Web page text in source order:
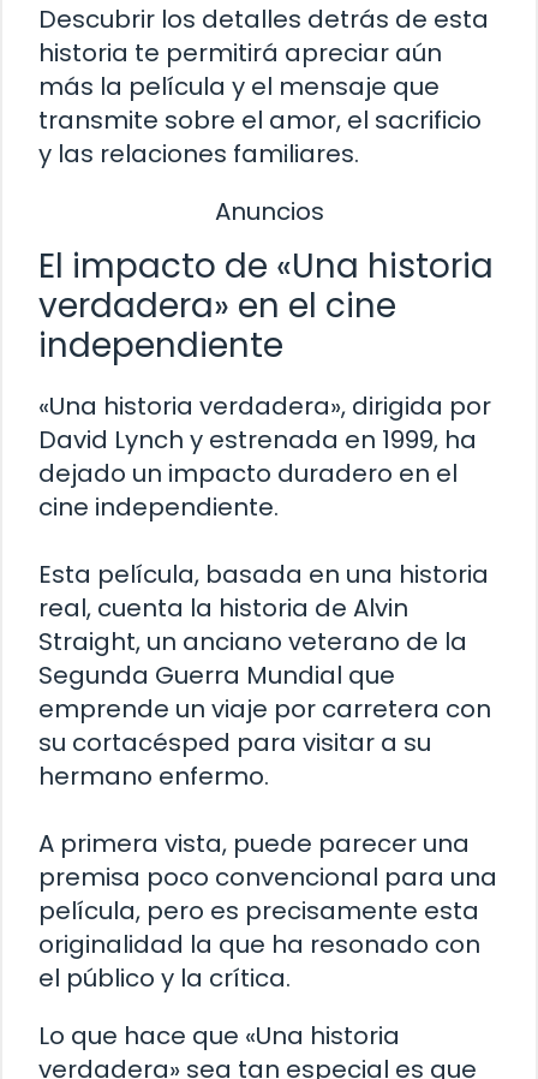
Descubrir los detalles detrás de esta
historia te permitirá apreciar aún
más la película y el mensaje que
transmite sobre el amor, el sacrificio
y las relaciones familiares.
Anuncios
El impacto de «Una historia
verdadera» en el cine
independiente
«Una historia verdadera», dirigida por
David Lynch y estrenada en 1999, ha
dejado un impacto duradero en el
cine independiente.
Esta película, basada en una historia
real, cuenta la historia de Alvin
Straight, un anciano veterano de la
Segunda Guerra Mundial que
emprende un viaje por carretera con
su cortacésped para visitar a su
hermano enfermo.
A primera vista, puede parecer una
premisa poco convencional para una
película, pero es precisamente esta
originalidad la que ha resonado con
el público y la crítica.
Lo que hace que «Una historia
verdadera» sea tan especial es que